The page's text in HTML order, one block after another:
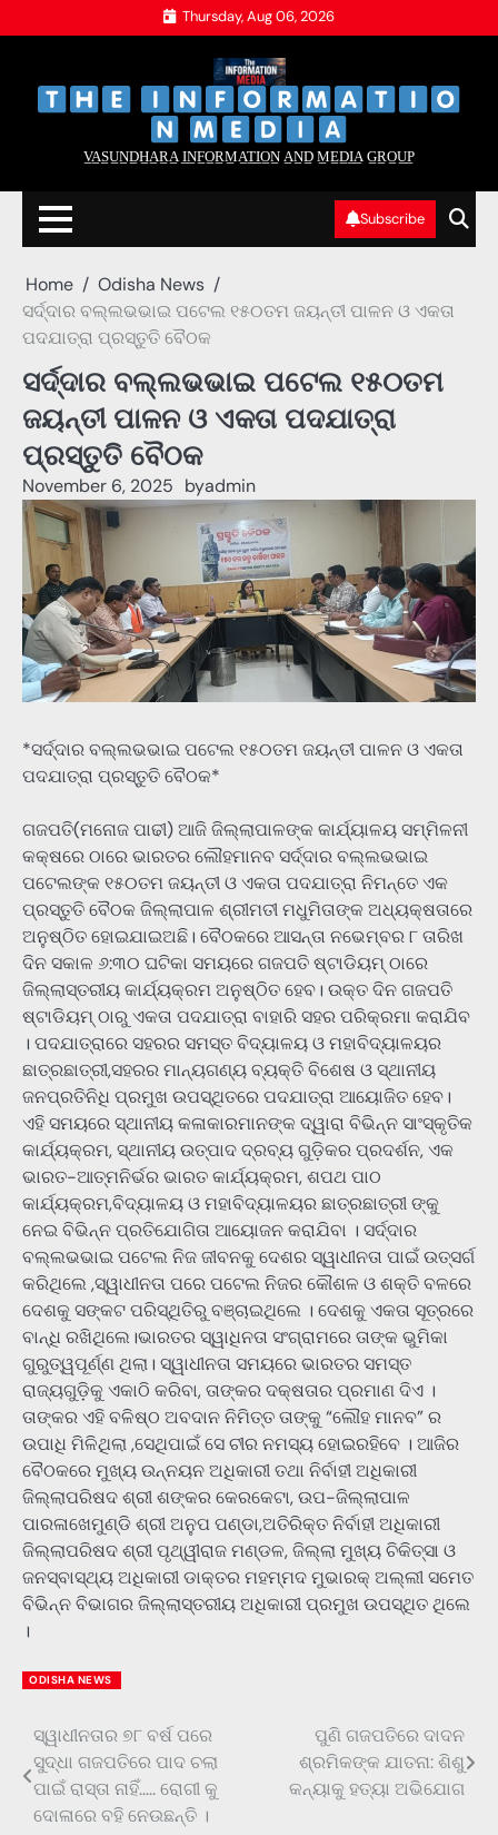
to
Thursday, Aug 06, 2026
V̲A̲S̲U̲N̲D̲H̲A̲R̲A̲ I̲N̲F̲O̲R̲M̲A̲T̲I̲O̲N̲ A̲N̲D̲ M̲E̲D̲I̲A̲ G̲R̲O̲U̲P̲
Subscribe
Home
Odisha News
ସର୍ଦ୍ଦାର ବଲ୍ଲଭଭାଇ ପଟେଲ ୧୫୦ତମ ଜୟନ୍ତୀ ପାଳନ ଓ ଏକତା
ପଦଯାତ୍ରା ପ୍ରସ୍ତୁତି ବୈଠକ
ସର୍ଦ୍ଦାର ବଲ୍ଲଭଭାଇ ପଟେଲ ୧୫୦ତମ
ଜୟନ୍ତୀ ପାଳନ ଓ ଏକତା ପଦଯାତ୍ରା
ପ୍ରସ୍ତୁତି ବୈଠକ
November 6, 2025 byadmin
*ସର୍ଦ୍ଦାର ବଲ୍ଲଭଭାଇ ପଟେଲ ୧୫୦ତମ ଜୟନ୍ତୀ ପାଳନ ଓ ଏକତା
ପଦଯାତ୍ରା ପ୍ରସ୍ତୁତି ବୈଠକ*
ଗଜପତି(ମନୋଜ ପାଢୀ) ଆଜି ଜିଲ୍ଲାପାଳଙ୍କ କାର୍ଯ୍ୟାଳୟ ସମ୍ମିଳନୀ
କକ୍ଷରେ ଠାରେ ଭାରତର ଲୌହମାନବ ସର୍ଦ୍ଦାର ବଲ୍ଲଭଭାଇ
ପଟେଲଙ୍କ ୧୫୦ତମ ଜୟନ୍ତୀ ଓ ଏକତା ପଦଯାତ୍ରା ନିମନ୍ତେ ଏକ
ପ୍ରସ୍ତୁତି ବୈଠକ ଜିଲ୍ଲାପାଳ ଶ୍ରୀମତୀ ମଧୁମିତାଙ୍କ ଅଧ୍ୟକ୍ଷତାରେ
ଅନୁଷ୍ଠିତ ହୋଇଯାଇଅଛି। ବୈଠକରେ ଆସନ୍ତା ନଭେମ୍ବର ୮ ତାରିଖ
ଦିନ ସକାଳ ୬:୩୦ ଘଟିକା ସମୟରେ ଗଜପତି ଷ୍ଟାଡିୟମ୍ ଠାରେ
ଜିଲ୍ଲାସ୍ତରୀୟ କାର୍ଯ୍ୟକ୍ରମ ଅନୁଷ୍ଠିତ ହେବ। ଉକ୍ତ ଦିନ ଗଜପତି
ଷ୍ଟାଡିୟମ୍ ଠାରୁ ଏକତା ପଦଯାତ୍ରା ବାହାରି ସହର ପରିକ୍ରମା କରାଯିବ
। ପଦଯାତ୍ରାରେ ସହରର ସମସ୍ତ ବିଦ୍ୟାଳୟ ଓ ମହାବିଦ୍ୟାଳୟର
ଛାତ୍ରଛାତ୍ରୀ,ସହରର ମାନ୍ୟଗଣ୍ୟ ବ୍ୟକ୍ତି ବିଶେଷ ଓ ସ୍ଥାନୀୟ
ଜନପ୍ରତିନିଧି ପ୍ରମୁଖ ଉପସ୍ଥିତରେ ପଦଯାତ୍ରା ଆୟୋଜିତ ହେବ।
ଏହି ସମୟରେ ସ୍ଥାନୀୟ କଳାକାରମାନଙ୍କ ଦ୍ୱାରା ବିଭିନ୍ନ ସାଂସ୍କୃତିକ
କାର୍ଯ୍ୟକ୍ରମ, ସ୍ଥାନୀୟ ଉତ୍ପାଦ ଦ୍ରବ୍ୟ ଗୁଡ଼ିକର ପ୍ରଦର୍ଶନ, ଏକ
ଭାରତ-ଆତ୍ମନିର୍ଭର ଭାରତ କାର୍ଯ୍ୟକ୍ରମ, ଶପଥ ପାଠ
କାର୍ଯ୍ୟକ୍ରମ,ବିଦ୍ୟାଳୟ ଓ ମହାବିଦ୍ୟାଳୟର ଛାତ୍ରଛାତ୍ରୀ ଙ୍କୁ
ନେଇ ବିଭିନ୍ନ ପ୍ରତିଯୋଗିତା ଆୟୋଜନ କରାଯିବା । ସର୍ଦ୍ଦାର
ବଲ୍ଲଭଭାଇ ପଟେଲ ନିଜ ଜୀବନକୁ ଦେଶର ସ୍ୱାଧୀନତା ପାଇଁ ଉତ୍ସର୍ଗ
କରିଥିଲେ ,ସ୍ୱାଧୀନତା ପରେ ପଟେଲ ନିଜର କୌଶଳ ଓ ଶକ୍ତି ବଳରେ
ଦେଶକୁ ସଙ୍କଟ ପରିସ୍ଥିତିରୁ ବଞ୍ଚାଇଥିଲେ । ଦେଶକୁ ଏକତା ସୂତ୍ରରେ
ବାନ୍ଧି ରଖିଥିଲେ।ଭାରତର ସ୍ୱାଧିନତା ସଂଗ୍ରାମରେ ତାଙ୍କ ଭୁମିକା
ଗୁରୁତ୍ୱପୂର୍ଣ୍ଣ ଥିଲା। ସ୍ୱାଧୀନତା ସମୟରେ ଭାରତର ସମସ୍ତ
ରାଜ୍ୟଗୁଡ଼ିକୁ ଏକାଠି କରିବା, ତାଙ୍କର ଦକ୍ଷତାର ପ୍ରମାଣ ଦିଏ ।
ତାଙ୍କର ଏହି ବଳିଷ୍ଠ ଅବଦାନ ନିମିତ୍ତ ତାଙ୍କୁ “ଲୌହ ମାନବ” ର
ଉପାଧି ମିଳିଥିଲା ,ସେଥିପାଇଁ ସେ ଚୀର ନମସ୍ୟ ହୋଇରହିବେ । ଆଜିର
ବୈଠକରେ ମୁଖ୍ୟ ଉନ୍ନୟନ ଅଧିକାରୀ ତଥା ନିର୍ବାହୀ ଅଧିକାରୀ
ଜିଲ୍ଲାପରିଷଦ ଶ୍ରୀ ଶଙ୍କର କେରକେଟା, ଉପ-ଜିଲ୍ଲାପାଳ
ପାରଳାଖେମୁଣ୍ଡି ଶ୍ରୀ ଅନୁପ ପଣ୍ଡା,ଅତିରିକ୍ତ ନିର୍ବାହୀ ଅଧିକାରୀ
ଜିଲ୍ଲାପରିଷଦ ଶ୍ରୀ ପୃଥ୍ୱୀରାଜ ମଣ୍ଡଳ, ଜିଲ୍ଲା ମୁଖ୍ୟ ଚିକିତ୍ସା ଓ
ଜନସ୍ବାସ୍ଥ୍ୟ ଅଧିକାରୀ ଡାକ୍ତର ମହମ୍ମଦ ମୁଭାରକ୍ ଅଲ୍ଲୀ ସମେତ
ବିଭିନ୍ନ ବିଭାଗର ଜିଲ୍ଲାସ୍ତରୀୟ ଅଧିକାରୀ ପ୍ରମୁଖ ଉପସ୍ଥିତ ଥିଲେ
।
ODISHA NEWS
Post
navigation
ସ୍ୱାଧୀନତାର ୭୮ ବର୍ଷ ପରେ
ସୁଦ୍ଧା ଗଜପତିରେ ପାଦ ଚଲା
ପାଇଁ ରାସ୍ତା ନାହିଁ….. ରୋଗୀ କୁ
ଦୋଳାରେ ବହି ନେଉଛନ୍ତି ।
ପୁଣି ଗଜପତିରେ ଦାଦନ
ଶ୍ରମିକଙ୍କ ଯାତନା: ଶିଶୁ
କନ୍ୟାକୁ ହତ୍ୟା ଅଭିଯୋଗ